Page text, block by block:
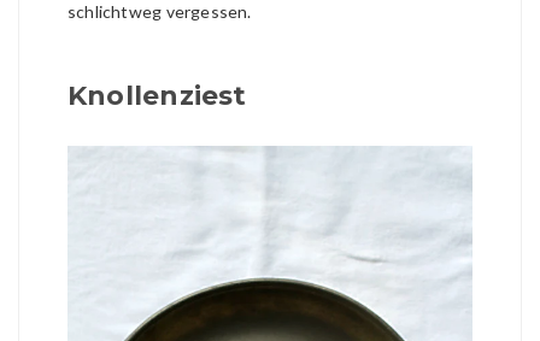
schlichtweg vergessen.
Knollenziest